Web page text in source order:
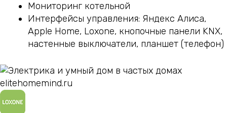
Мониторинг котельной
Интерфейсы управления: Яндекс Алиса,
Apple Home, Loxone, кнопочные панели KNX,
настенные выключатели, планшет (телефон)